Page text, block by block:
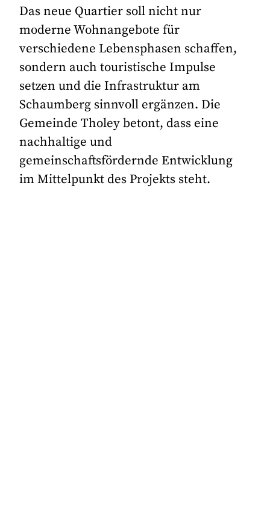
Das neue Quartier soll nicht nur
moderne Wohnangebote für
verschiedene Lebensphasen schaffen,
sondern auch touristische Impulse
setzen und die Infrastruktur am
Schaumberg sinnvoll ergänzen. Die
Gemeinde Tholey betont, dass eine
nachhaltige und
gemeinschaftsfördernde Entwicklung
im Mittelpunkt des Projekts steht.